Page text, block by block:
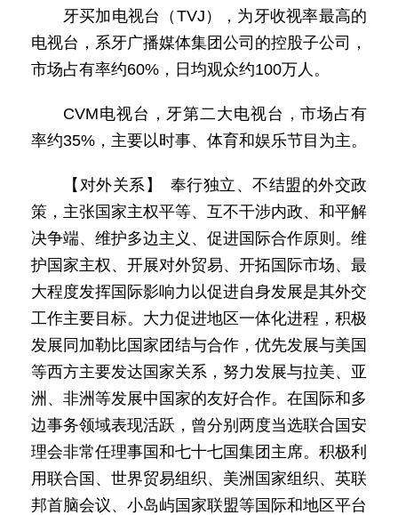
牙买加电视台（TVJ），为牙收视率最高的
电视台，系牙广播媒体集团公司的控股子公司，
市场占有率约60%，日均观众约100万人。
CVM电视台，牙第二大电视台，市场占有
率约35%，主要以时事、体育和娱乐节目为主。
【对外关系】 奉行独立、不结盟的外交政
策，主张国家主权平等、互不干涉内政、和平解
决争端、维护多边主义、促进国际合作原则。维
护国家主权、开展对外贸易、开拓国际市场、最
大程度发挥国际影响力以促进自身发展是其外交
工作主要目标。大力促进地区一体化进程，积极
发展同加勒比国家团结与合作，优先发展与美国
等西方主要发达国家关系，努力发展与拉美、亚
洲、非洲等发展中国家的友好合作。在国际和多
边事务领域表现活跃，曾分别两度当选联合国安
理会非常任理事国和七十七国集团主席。积极利
用联合国、世界贸易组织、美洲国家组织、英联
邦首脑会议、小岛屿国家联盟等国际和地区平台